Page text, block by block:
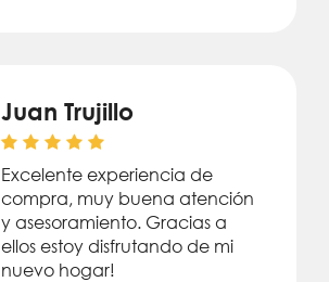
Juan Trujillo
Excelente experiencia de
compra, muy buena atención
y asesoramiento. Gracias a
ellos estoy disfrutando de mi
nuevo hogar!